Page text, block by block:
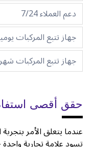
دعم العملاء 7/24
جهاز تتبع المركبات
جهاز تتبع المركبات
حقق أقصى
عندما يتعلق الأمر بتجربة